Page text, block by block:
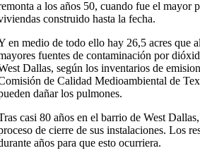
a los años 50, cuando fue el mayor
construido hasta la fecha.
en medio de todo ello hay 26,5 acres que
fuentes de contaminación por
Dallas, según los inventarios de
de Calidad Medioambiental de
dañar los pulmones.
casi 80 años en el barrio de West
de cierre de sus instalaciones. Los
años para que esto ocurriera.